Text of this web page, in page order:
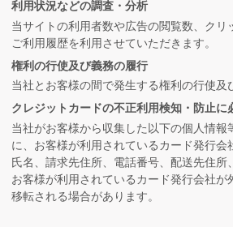
利用状況などの調査・分析
当サイトの利用者数や広告の閲覧数、ク
ご利用履歴を利用させていただきます。
権利の行使及び義務の履行
当社とお客様の間で発生する権利の行使及
クレジットカードの不正利用検知・防止に
当社がお客様から収集した以下の個人情
に、お客様が利用されているカード発行会
氏名、請求先住所、電話番号、配送先住
お客様が利用されているカード発行会社
移転される場合があります。